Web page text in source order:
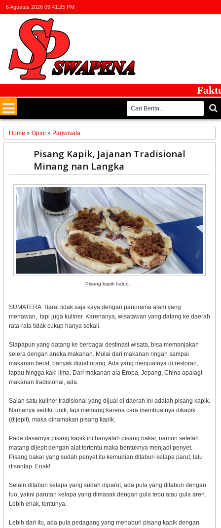
6 Agustus 2026 09:41:26 PM
Home » Opini » Pariwisata
Pisang Kapik, Jajanan Tradisional
Minang nan Langka
Pisang kapik baluo.
SUMATERA Barat tidak saja kaya dengan panorama alam yang
menawan, tapi juga kuliner. Karenanya, wisatawan yang datang ke daerah
rata-rata tidak cukup hanya sekali.
Siapapun yang datang ke berbagai destinasi wisata, bisa memanjakan
selera dengan aneka makanan. Mulai dari makanan ringan sampai
makanan berat, banyak dijual orang. Ada yang menjualnya di restoran,
lapau hingga kaki lima. Dari makanan ala Eropa, Jepang, China apalagi
makanan tradisional, ada.
Salah satu kuliner tradisional yang dijual di daerah ini adalah pisang kapik.
Namanya sedikit unik, tapi memang karena cara membuatnya dikapik
(dijepit), maka dinamakan pisang kapik.
Pada dasarnya pisang kapik ini hanyalah pisang bakar, namun setelah
matang dijepit dengan alat tertentu maka bentuknya menjadi penyet.
Pisang bakar yang sudah penyet itu kemudian ditaburi kelapa parut, lalu
disantap. Enak!
Selain ditaburi kelapa yang sudah diparut, ada pula yang ditaburi dengan
luo, yakni parutan kelapa yang dimasak dengan gula tebu atau gula aren.
Lebih enak, tentunya.
Lebih dari itu, ada pula pedagang yang menaburi pisang kapik dengan